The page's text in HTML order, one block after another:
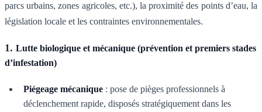
parcs urbains, zones agricoles, etc.), la proximité des points d’eau, la
législation locale et les contraintes environnementales.
1. Lutte biologique et mécanique (prévention et premiers stades
d’infestation)
Piégeage mécanique : pose de pièges professionnels à
déclenchement rapide, disposés stratégiquement dans les